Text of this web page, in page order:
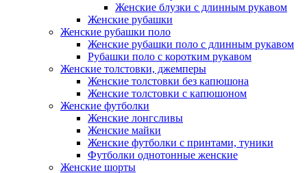
Женские блузки с длинным рукавом
Женские рубашки
Женские рубашки поло
Женские рубашки поло с длинным рукавом
Рубашки поло с коротким рукавом
Женские толстовки, джемперы
Женские толстовки без капюшона
Женские толстовки с капюшоном
Женские футболки
Женские лонгсливы
Женские майки
Женские футболки с принтами, туники
Футболки однотонные женские
Женские шорты